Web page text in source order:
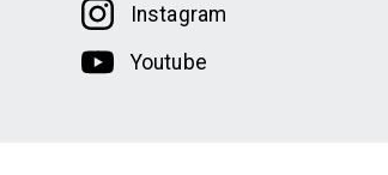
Instagram
Youtube